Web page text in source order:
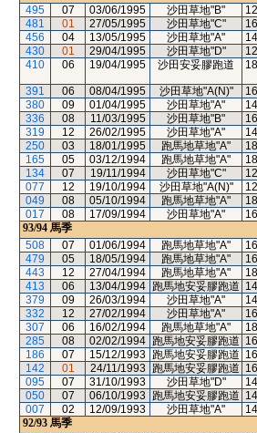
495
07 03/06/1995 沙田草地"B"
481
01 27/05/1995 沙田草地"C"
456
04 13/05/1995 沙田草地"A"
430
01 29/04/1995 沙田草地"D"
410
06 19/04/1995 沙田安妥膠跑道
391 06 08/04/1995 沙田草地"A(N)"
380
09 01/04/1995 沙田草地"A"
336
08 11/03/1995 沙田草地"B"
319
12 26/02/1995 沙田草地"A"
250
03 18/01/1995 跑馬地草地"A"
165
05 03/12/1994 跑馬地草地"A"
134
07 19/11/1994 沙田草地"C"
077
12 19/10/1994 沙田草地"A(N)"
049
08 05/10/1994 跑馬地草地"A"
017
08 17/09/1994 沙田草地"A"
93/94 馬季
508
07 01/06/1994 跑馬地草地"A"
479
05 18/05/1994 跑馬地草地"A"
443
12 27/04/1994 跑馬地草地"A"
413
06 13/04/1994 跑馬地安妥膠跑道
379
09 26/03/1994 沙田草地"A"
332
12 27/02/1994 沙田草地"A"
307
06 16/02/1994 跑馬地草地"A"
285
08 02/02/1994 跑馬地安妥膠跑道
186
07 15/12/1993 跑馬地安妥膠跑道
142
01 24/11/1993 跑馬地安妥膠跑道
095
07 31/10/1993 沙田草地"D"
050
07 06/10/1993 跑馬地安妥膠跑道
007
02 12/09/1993 沙田草地"A"
92/93 馬季